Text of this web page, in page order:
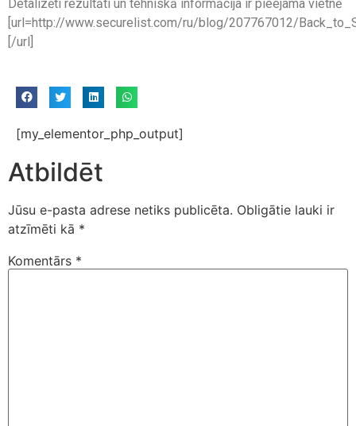
Detalizēti rezultāti un tehniskā informācija ir pieejama vietnē
[url=http://www.securelist.com/ru/blog/207767012/
[/url]
[my_elementor_php_output]
Atbildēt
Jūsu e-pasta adrese netiks publicēta. Obligātie lauki ir
atzīmēti kā *
Komentārs *